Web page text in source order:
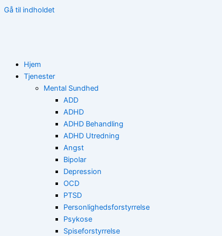
Gå til indholdet
Hjem
Tjenester
Mental Sundhed
ADD
ADHD
ADHD Behandling
ADHD Utredning
Angst
Bipolar
Depression
OCD
PTSD
Personlighedsforstyrrelse
Psykose
Spiseforstyrrelse